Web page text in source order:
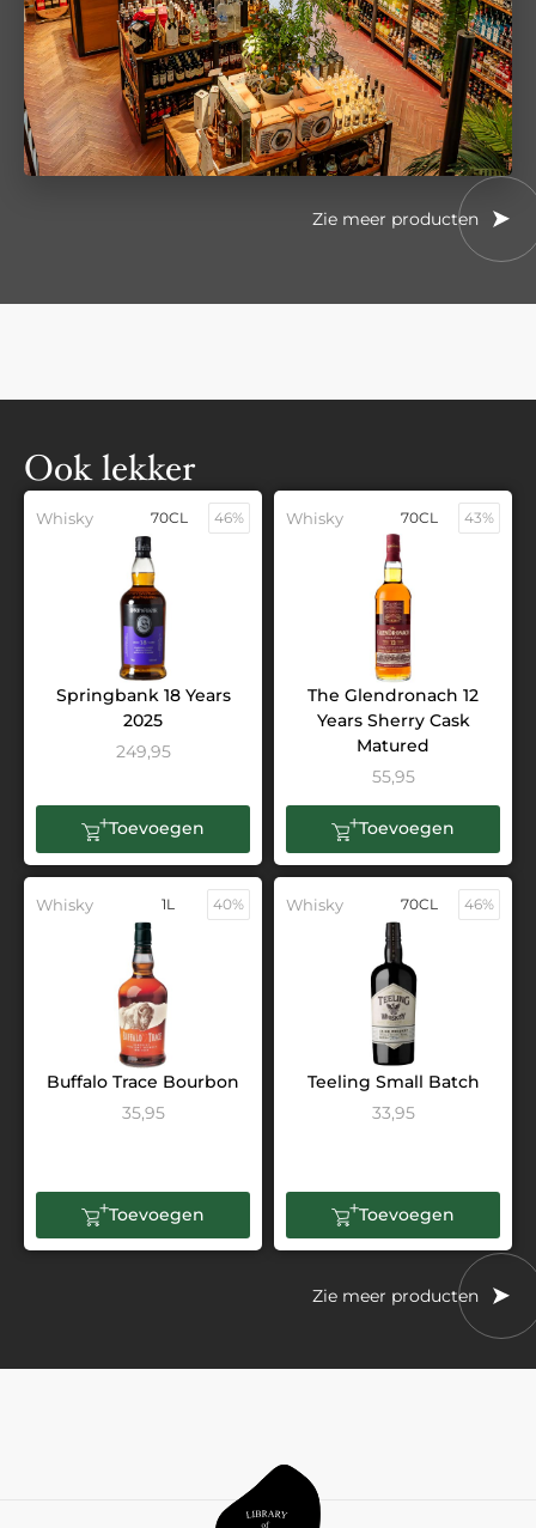
Zie meer producten
Ook lekker
Whisky 70CL 46%
Springbank 18 Years
2025
249,95
Toevoegen
Whisky 70CL 43%
The Glendronach 12
Years Sherry Cask
Matured
55,95
Toevoegen
Whisky 1L 40%
Buffalo Trace Bourbon
35,95
Toevoegen
Whisky 70CL 46%
Teeling Small Batch
33,95
Toevoegen
Zie meer producten